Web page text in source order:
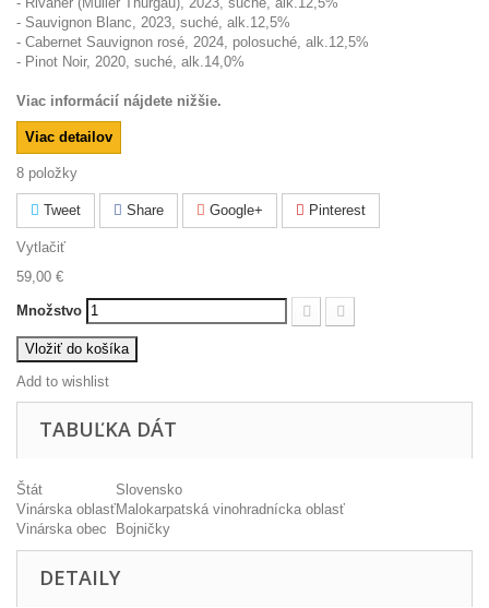
- Sauvignon Blanc, 2023, suché, alk.12,5%
- Cabernet Sauvignon rosé, 2024, polosuché, alk.12,5%
- Pinot Noir, 2020, suché, alk.14,0%
Viac informácií nájdete nižšie.
Viac detailov
8 položky
Tweet Share Google+ Pinterest
Vytlačiť
59,00 €
Množstvo
Vložiť do košíka
Add to wishlist
TABUĽKA DÁT
Štát
Slovensko
Vinárska oblasťMalokarpatská vinohradnícka oblasť
Vinárska obec
Bojničky
DETAILY